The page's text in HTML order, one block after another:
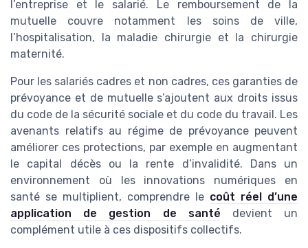
l’entreprise et le salarié. Le remboursement de la
mutuelle couvre notamment les soins de ville,
l’hospitalisation, la maladie chirurgie et la chirurgie
maternité.
Pour les salariés cadres et non cadres, ces garanties de
prévoyance et de mutuelle s’ajoutent aux droits issus
du code de la sécurité sociale et du code du travail. Les
avenants relatifs au régime de prévoyance peuvent
améliorer ces protections, par exemple en augmentant
le capital décès ou la rente d’invalidité. Dans un
environnement où les innovations numériques en
santé se multiplient, comprendre le coût réel d’une
application de gestion de santé devient un
complément utile à ces dispositifs collectifs.